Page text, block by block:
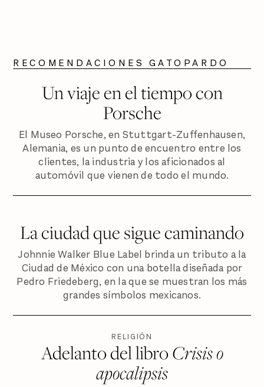
RECOMENDACIONES GATOPARDO
Un viaje en el tiempo con
Porsche
El Museo Porsche, en Stuttgart-Zuffenhausen,
Alemania, es un punto de encuentro entre los
clientes, la industria y los aficionados al
automóvil que vienen de todo el mundo.
La ciudad que sigue caminando
Johnnie Walker Blue Label brinda un tributo a la
Ciudad de México con una botella diseñada por
Pedro Friedeberg, en la que se muestran los más
grandes símbolos mexicanos.
RELIGIÓN
Adelanto del libroCrisis o
apocalipsis